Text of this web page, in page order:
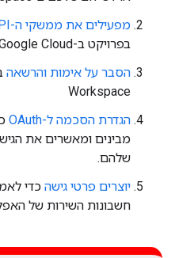
מפעילים את ממשקי ה-API שרוצים להשתמש בהם
בפרויקט ב-Google Cloud.
הסבר על אימות והרשאה
Workspace
הגדרת הסכמה ל-OAuth
מבינים ומאשרים את
שלהם.
יוצרים פרטי גישה כדי
חשבונות השירות של